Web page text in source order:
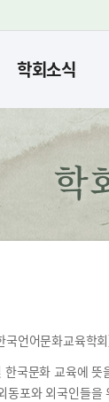
학회소식
학
국언어문화교육
국문화 교육에
동포와 외국인들